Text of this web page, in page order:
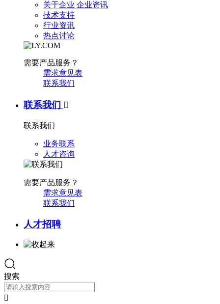
关于企业 企业资讯
技术支持
行业资讯
热点讨论
需要产品服务？
需求意见表
联系我们
联系我们 
联系我们
业务联系
人才咨询
需要产品服务？
需求意见表
联系我们
人才招聘
搜索
